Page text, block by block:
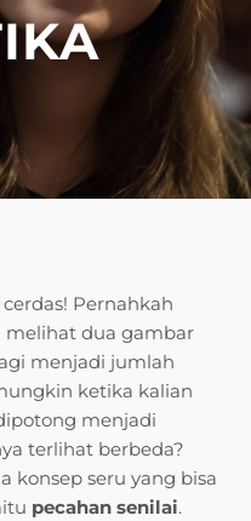
Pernahkah
melihat dua gambar
menjadi jumlah
ketika kalian
menjadi
terlihat berbeda?
konsep seru yang bisa
pecahan senilai.